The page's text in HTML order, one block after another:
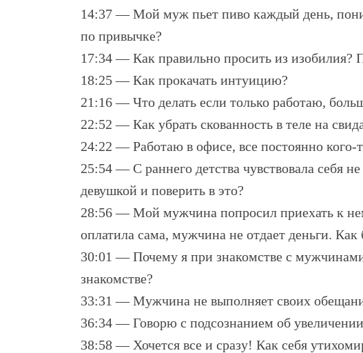
14:37 — Мой муж пьет пиво каждый день,
по привычке?
17:34 — Как правильно просить из изобилия?
18:25 — Как прокачать интуицию?
21:16 — Что делать если только работаю,
22:52 — Как убрать скованность в теле на
24:22 — Работаю в офисе, все постоянно
25:54 — С раннего детства чувствовала себя
девушкой и поверить в это?
28:56 — Мой мужчина попросил приехать к
оплатила сама, мужчина не отдает деньги.
30:01 — Почему я при знакомстве с
знакомстве?
33:31 — Мужчина не выполняет своих
36:34 — Говорю с подсознанием об
38:58 — Хочется все и сразу! Как себя